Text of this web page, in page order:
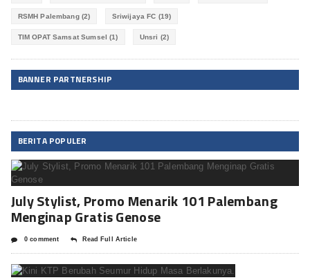
RSMH Palembang(2) Sriwijaya FC (19)
TIM OPAT Samsat Sumsel (1) Unsri (2)
BANNER PARTNERSHIP
BERITA POPULER
July Stylist, Promo Menarik 101 Palembang
Menginap Gratis Genose
0 comment Read Full Article